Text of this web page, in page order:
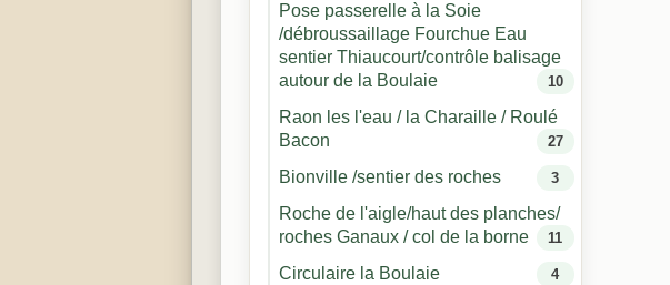
Pose passerelle à la Soie
/débroussaillage Fourchue Eau
sentier Thiaucourt/contrôle balisage
autour de la Boulaie
10
Raon les l'eau / la Charaille / Roulé
Bacon
27
Bionville /sentier des roches 3
Roche de l'aigle/haut des planches/
roches Ganaux / col de la borne
11
Circulaire la Boulaie 4